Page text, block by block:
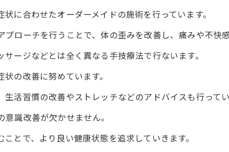
に合わせたオーダーメイドの施術を行っています。
ローチを行うことで、体の歪みを改善し、痛みや不快
ージなどとは全く異なる手技療法で行ないます。
の改善に努めています。
活習慣の改善やストレッチなどのアドバイスも行ってい
識改善が欠かせません。
とで、より良い健康状態を追求していきます。